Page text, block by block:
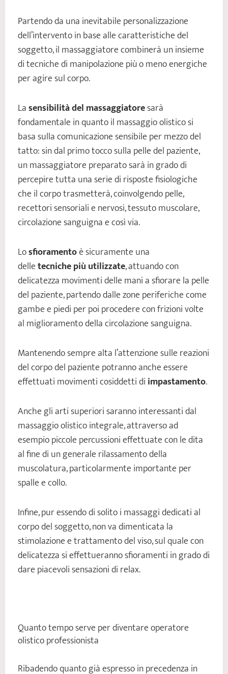
Partendo da una inevitabile personalizzazione
dell’intervento in base alle caratteristiche del
soggetto, il massaggiatore combinerà un insieme
di tecniche di manipolazione più o meno energiche
per agire sul corpo.
Lasensibilità del massaggiatoresarà
fondamentale in quanto il massaggio olistico si
basa sulla comunicazione sensibile per mezzo del
tatto: sin dal primo tocco sulla pelle del paziente,
un massaggiatore preparato sarà in grado di
percepire tutta una serie di risposte fisiologiche
che il corpo trasmetterà, coinvolgendo pelle,
recettori sensoriali e nervosi, tessuto muscolare,
circolazione sanguigna e così via.
Losfioramentoè sicuramente una
delletecniche più utilizzate, attuando con
delicatezza movimenti delle mani a sfiorare la pelle
del paziente, partendo dalle zone periferiche come
gambe e piedi per poi procedere con frizioni volte
al miglioramento della circolazione sanguigna.
Mantenendo sempre alta l’attenzione sulle reazioni
del corpo del paziente potranno anche essere
effettuati movimenti cosiddetti di impastamento.
Anche gli arti superiori saranno interessanti dal
massaggio olistico integrale, attraverso ad
esempio piccole percussioni effettuate con le dita
al fine di un generale rilassamento della
muscolatura, particolarmente importante per
spalle e collo.
Infine, pur essendo di solito i massaggi dedicati al
corpo del soggetto, non va dimenticata la
stimolazione e trattamento del viso, sul quale con
delicatezza si effettueranno sfioramenti in grado di
dare piacevoli sensazioni di relax.
Quanto tempo serve per diventare operatore
olistico professionista
Ribadendo quanto già espresso in precedenza in